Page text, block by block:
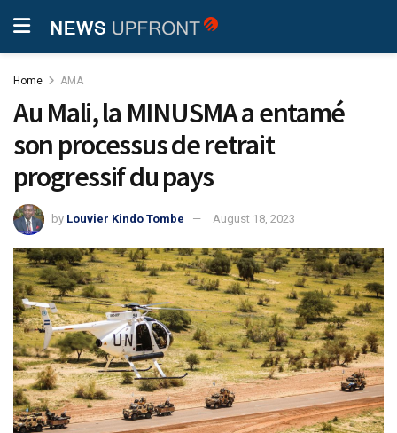
Home AMA
Au Mali, la MINUSMA a entamé
son processus de retrait
progressif du pays
by Louvier Kindo Tombe August 18, 2023